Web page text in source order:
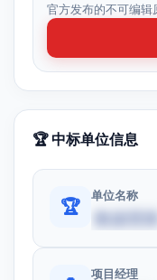
官方发布的不可编辑
🏆 中标单位信息
🏆
单位名称
项目经理